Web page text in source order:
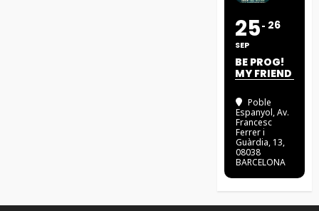
25
SEP
26
BE PROG!
MY FRIEND
Poble
Espanyol, Av.
Francesc
Ferrer i
Guàrdia, 13,
08038
BARCELONA